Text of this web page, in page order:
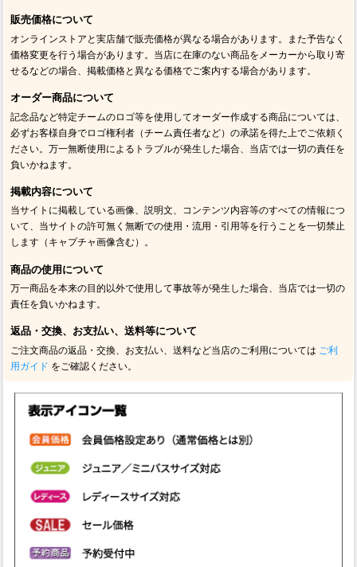
販売価格について
オンラインストアと実店舗で販売価格が異なる場合があります。また予告なく
価格変更を行う場合があります。当店に在庫のない商品をメーカーから取り寄
せるなどの場合、掲載価格と異なる価格でご案内する場合があります。
オーダー商品について
記念品など特定チームのロゴ等を使用してオーダー作成する商品については、
必ずお客様自身でロゴ権利者（チーム責任者など）の承諾を得た上でご依頼く
ださい。万一無断使用によるトラブルが発生した場合、当店では一切の責任を
負いかねます。
掲載内容について
当サイトに掲載している画像、説明文、コンテンツ内容等のすべての情報につ
いて、当サイトの許可無く無断での使用・流用・引用等を行うことを一切禁止
します（キャプチャ画像含む）。
商品の使用について
万一商品を本来の目的以外で使用して事故等が発生した場合、当店では一切の
責任を負いかねます。
返品・交換、お支払い、送料等について
ご注文商品の返品・交換、お支払い、送料など当店のご利用については ご利
用ガイド をご確認ください。